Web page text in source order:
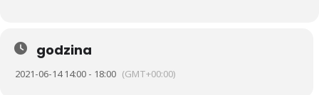
godzina
2021-06-14 14:00 - 18:00 (GMT+00:00)